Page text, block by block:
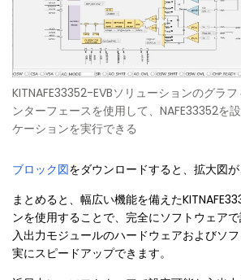
KITNAFE33352-EVBソリューションのグラ
ンターフェースを使用して、NAFE33352を
ケーションを実行できる
ブロック図をダウンロードすると、拡大図が
まとめると、幅広い機能を備えた
ンを使用することで、完全にソフトウェア
入出力モジュールのハードウェアおよびソ
実にスピードアップできます。